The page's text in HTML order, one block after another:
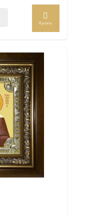
вариаций.
Опции
можно
выбрать
на
странице
товара.
Купить